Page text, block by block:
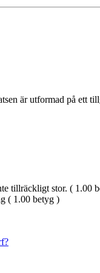
är utformad på ett
tillräckligt stor. ( 1.00
( 1.00 betyg )